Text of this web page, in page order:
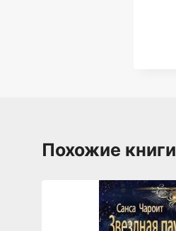
Похожие книги